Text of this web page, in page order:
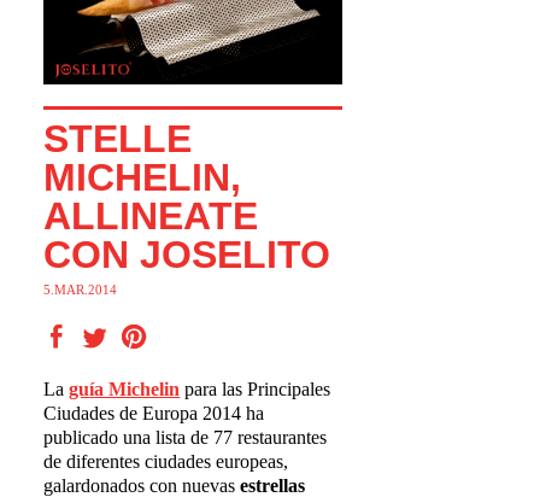
STELLE
MICHELIN,
ALLINEATE
CON JOSELITO
5.MAR.2014
Laguía Michelin para las Principales
Ciudades de Europa 2014 ha
publicado una lista de 77 restaurantes
de diferentes ciudades europeas,
galardonados con nuevasestrellas